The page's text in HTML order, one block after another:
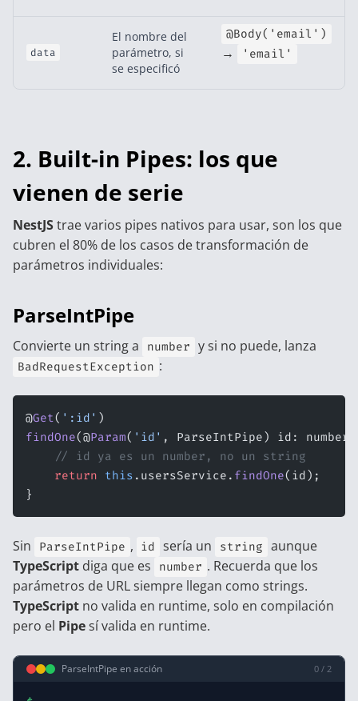
data
El nombre del
parámetro, si
se especificó
@Body('email')
→ 'email'
2. Built-in Pipes: los que
vienen de serie
NestJStrae varios pipes nativos para usar, son los que
cubren el 80% de los casos de transformación de
parámetros individuales:
ParseIntPipe
Convierte un string a number y si no puede, lanza
BadRequestException :
@Get( ':id' )
findOne(@Param( 'id' , ParseIntPipe) id:
    // id ya es un number, no un string
    return
this .usersService. findOne(id);
}
Sin ParseIntPipe , id sería un string aunque
TypeScript diga que es number . Recuerda que los
parámetros de URL siempre llegan como strings.
TypeScript no valida en runtime, solo en compilación
pero el Pipesí valida en runtime.
ParseIntPipe en acción 0 / 2